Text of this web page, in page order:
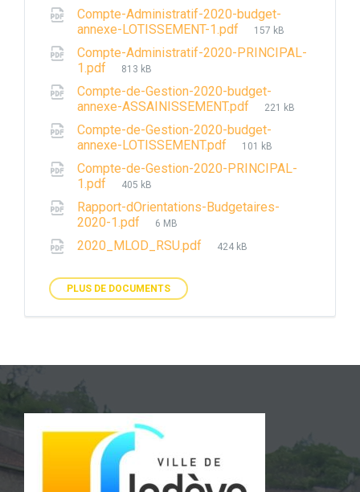
Compte-Administratif-2020-budget-
annexe-LOTISSEMENT-1.pdf
File
size:
157 kB
Compte-Administratif-2020-PRINCIPAL-
1.pdf
File
size:
813 kB
Compte-de-Gestion-2020-budget-
annexe-ASSAINISSEMENT.pdf
File
221 kB
Compte-de-Gestion-2020-budget-
annexe-LOTISSEMENT.pdf
File
size:
101 kB
Compte-de-Gestion-2020-PRINCIPAL-
1.pdf
File
size:
405 kB
Rapport-dOrientations-Budgetaires-
2020-1.pdf
File
size:
6 MB
2020_MLOD_RSU.pdf
File
424 kB
PLUS DE DOCUMENTS